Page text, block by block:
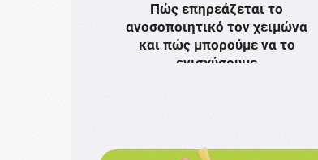
Πώς επηρεάζεται το
ανοσοποιητικό τον χειμώνα
και πώς μπορούμε να το
ενισχύσουμε